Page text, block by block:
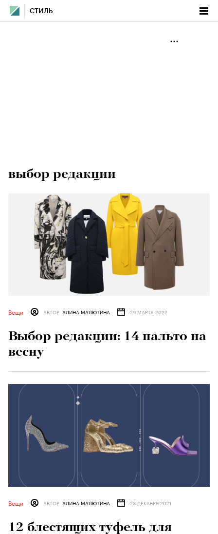
СТИЛЬ
выбор редакции
Вещи АВТОР АЛИНА МАЛЮТИНА 29 МАРТА 2022
Выбор редакции: 14 пальто на
весну
Вещи АВТОР АЛИНА МАЛЮТИНА 23 ДЕКАБРЯ 2021
12 блестящих туфель для